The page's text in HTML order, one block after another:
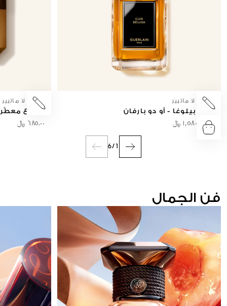
لار ايه لا ماتيير
كوير بيلوغا - أو دو بارفان
من١,٥٨٠.٠٠ ﷼
لار إيه لا ماتيير
شموع
٦٨٥.٠٠ ﷼
1
/
6
فن الجمال